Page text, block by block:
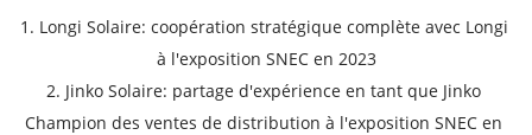
1. Longi Solaire: coopération stratégique complète avec Longi
à l'exposition SNEC en 2023
2. Jinko Solaire: partage d'expérience en tant que Jinko
Champion des ventes de distribution à l'exposition SNEC en